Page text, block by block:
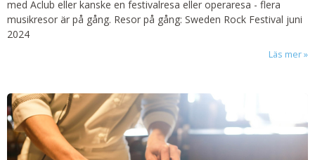
med Aclub eller kanske en festivalresa eller operaresa - flera
musikresor är på gång. Resor på gång: Sweden Rock Festival juni
2024
Läs mer